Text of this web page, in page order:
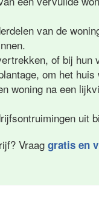
van de
of bij
om het
woning na een
uit
Vraag gratis en